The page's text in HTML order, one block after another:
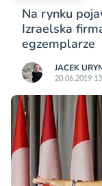
Na rynku
Izraelska
egzemplarze
JACEK
20.06.2019